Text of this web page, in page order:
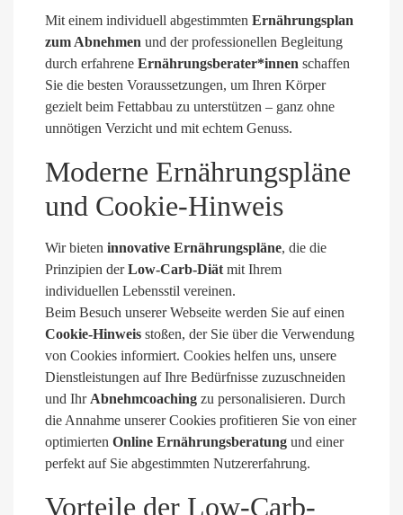
Mit einem individuell abgestimmten Ernährungsplan
zum Abnehmen und der professionellen Begleitung
durch erfahrene Ernährungsberater*innen schaffen
Sie die besten Voraussetzungen, um Ihren Körper
gezielt beim Fettabbau zu unterstützen – ganz ohne
unnötigen Verzicht und mit echtem Genuss.
Moderne Ernährungspläne
und Cookie-Hinweis
Wir bieten innovative Ernährungspläne, die die
Prinzipien derLow-Carb-Diät mit Ihrem
individuellen Lebensstil vereinen.
Beim Besuch unserer Webseite werden Sie auf einen
Cookie-Hinweis stoßen, der Sie über die Verwendung
von Cookies informiert. Cookies helfen uns, unsere
Dienstleistungen auf Ihre Bedürfnisse zuzuschneiden
und Ihr Abnehmcoaching zu personalisieren. Durch
die Annahme unserer Cookies profitieren Sie von einer
optimierten Online Ernährungsberatung und einer
perfekt auf Sie abgestimmten Nutzererfahrung.
Vorteile der Low-Carb-